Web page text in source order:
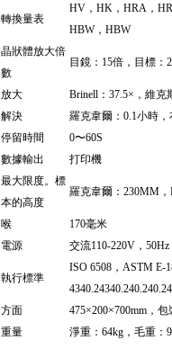
轉換量表
HV，HK，HRA，
HBW，HBW
晶狀體放大倍
數
目鏡：15倍，目標：
放大
Brinell：37.5×，維克
解決
羅克韋爾：0.1小時
停留時間
0〜60S
數據輸出
打印機
最大限度。標
本的高度
羅克韋爾： 230MM，
喉 170毫米
電源
交流110-220V，50Hz
執行標準
ISO 6508，ASTM E-
方面
475×200×700mm，
重量
淨重： 64kg，毛重：